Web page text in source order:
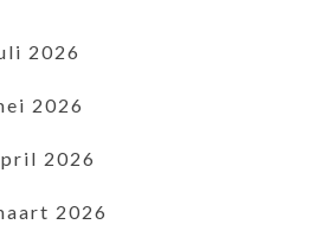
2026
2026
2026
2026